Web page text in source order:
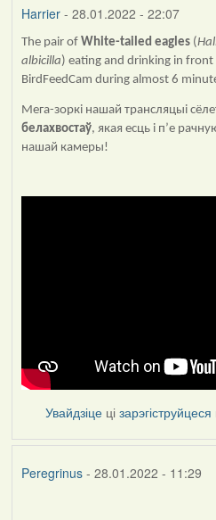
Harrier- 28.01.2022 - 22:07
The pair of White-tailed eagles(
albicilla) eating and drinking in
BirdFeedCam during almost 6
Мега-зоркі нашай трансляцыі
белахвостаў, якая есць і п’е
нашай камеры!
Увайдзіце цізарэгіструйцеся
Peregrinus- 28.01.2022 - 11:29